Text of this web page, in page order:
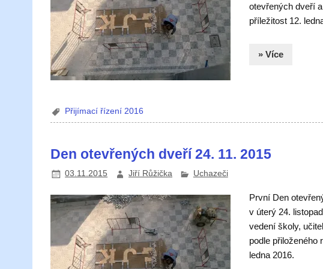
otevřených dveří
příležitost 12.
» Více
Přijímací řízení 2016
Den otevřených dveří 24. 11. 2015
03.11.2015 Jiří Růžička Uchazeči
První Den
v úterý 24.
vedení školy,
podle přiloženého
ledna 2016.